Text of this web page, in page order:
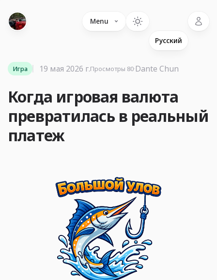
Menu
Когда игровая валюта
превратилась в реальный
платеж
Игра 19 мая 2026 г.Просмотры 80·Dante Chun